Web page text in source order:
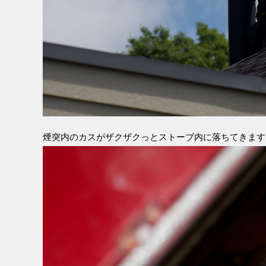
煙突内のカスがザクザクっとストーブ内に落ちてきま